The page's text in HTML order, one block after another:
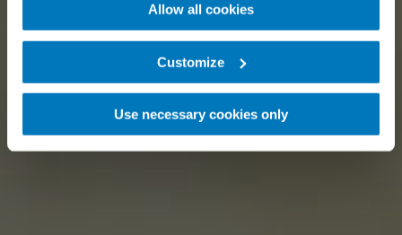
Allow all cookies
Customize
Use necessary cookies only